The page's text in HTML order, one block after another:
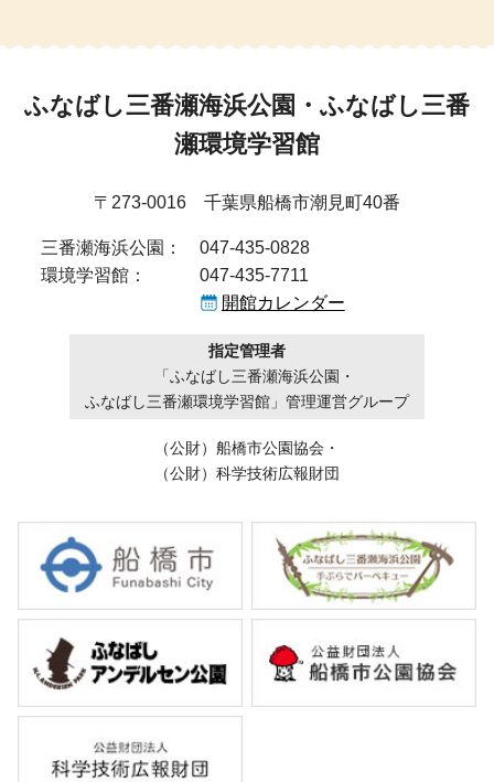
ふなばし三番瀬海浜公園・ふなばし三番
瀬環境学習館
〒273-0016 千葉県船橋市潮見町40番
三番瀬海浜公園：
047-435-0828
環境学習館：
047-435-7711
開館カレンダー
指定管理者
「ふなばし三番瀬海浜公園・
ふなばし三番瀬環境学習館」管理運営グループ
（公財）船橋市公園協会・
（公財）科学技術広報財団